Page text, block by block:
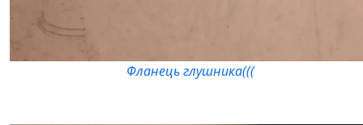
Фланець глушника(((